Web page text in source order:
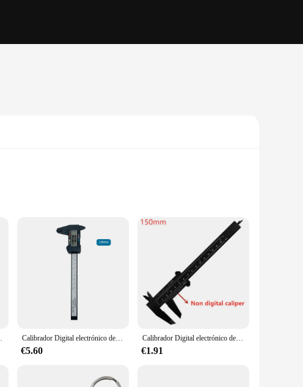
alloy, this calibrator is built to withstand the rigors of daily
and engineers alike. The advanced calibration accuracy
tools to perform a wide range of calibrations, making it a
up to the task. Its compact size and lightweight design make it
and suppliers, ensuring that you receive the best quality
have a tool that is as dedicated to your success as you are.
de medición, regla Digital Calibrador Digital electrónico de fibra de carbono, calibrador Vernier, micrómetro, herramienta de medición, regla Digital, 150mm, 100mm
€5.60
Calibrador Digital electrónico de 150mm y 100mm, calibrador Vernier con esfera de fibra de carbono, micrómetro, herramienta de medición, regla Digital
€1.91